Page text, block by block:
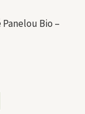
Bio –